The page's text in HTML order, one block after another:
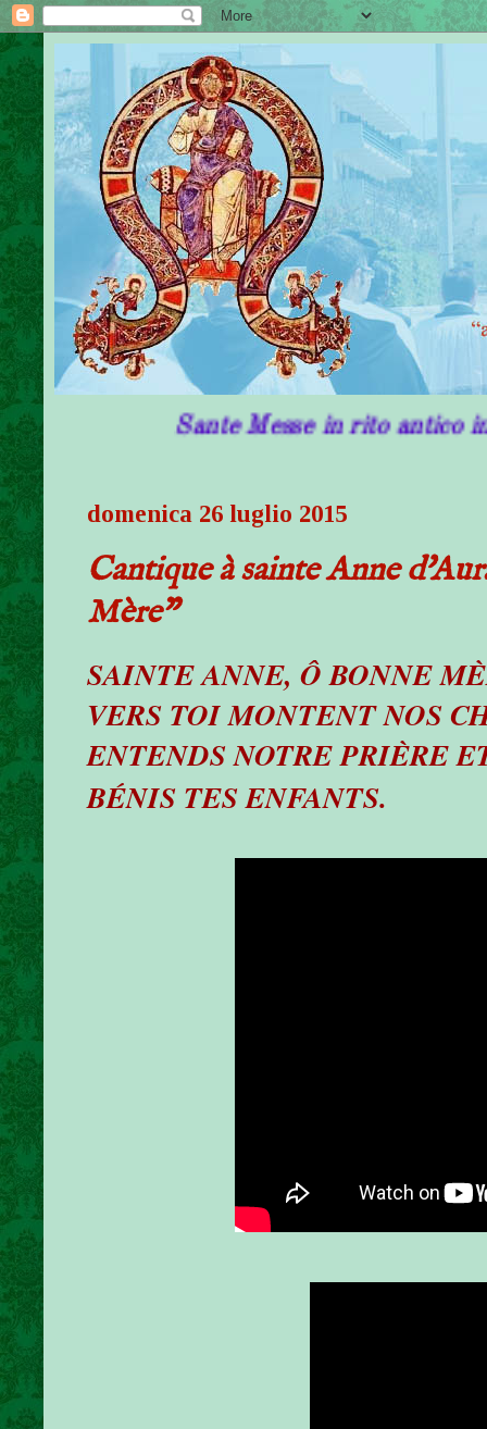
Sante Messe in rito antico in Puglia
domenica 26 luglio 2015
Cantique à sainte Anne
Mère"
SAINTE ANNE, Ô BONNE
VERS TOI MONTENT NOS
ENTENDS NOTRE PRIÈRE
BÉNIS TES ENFANTS.